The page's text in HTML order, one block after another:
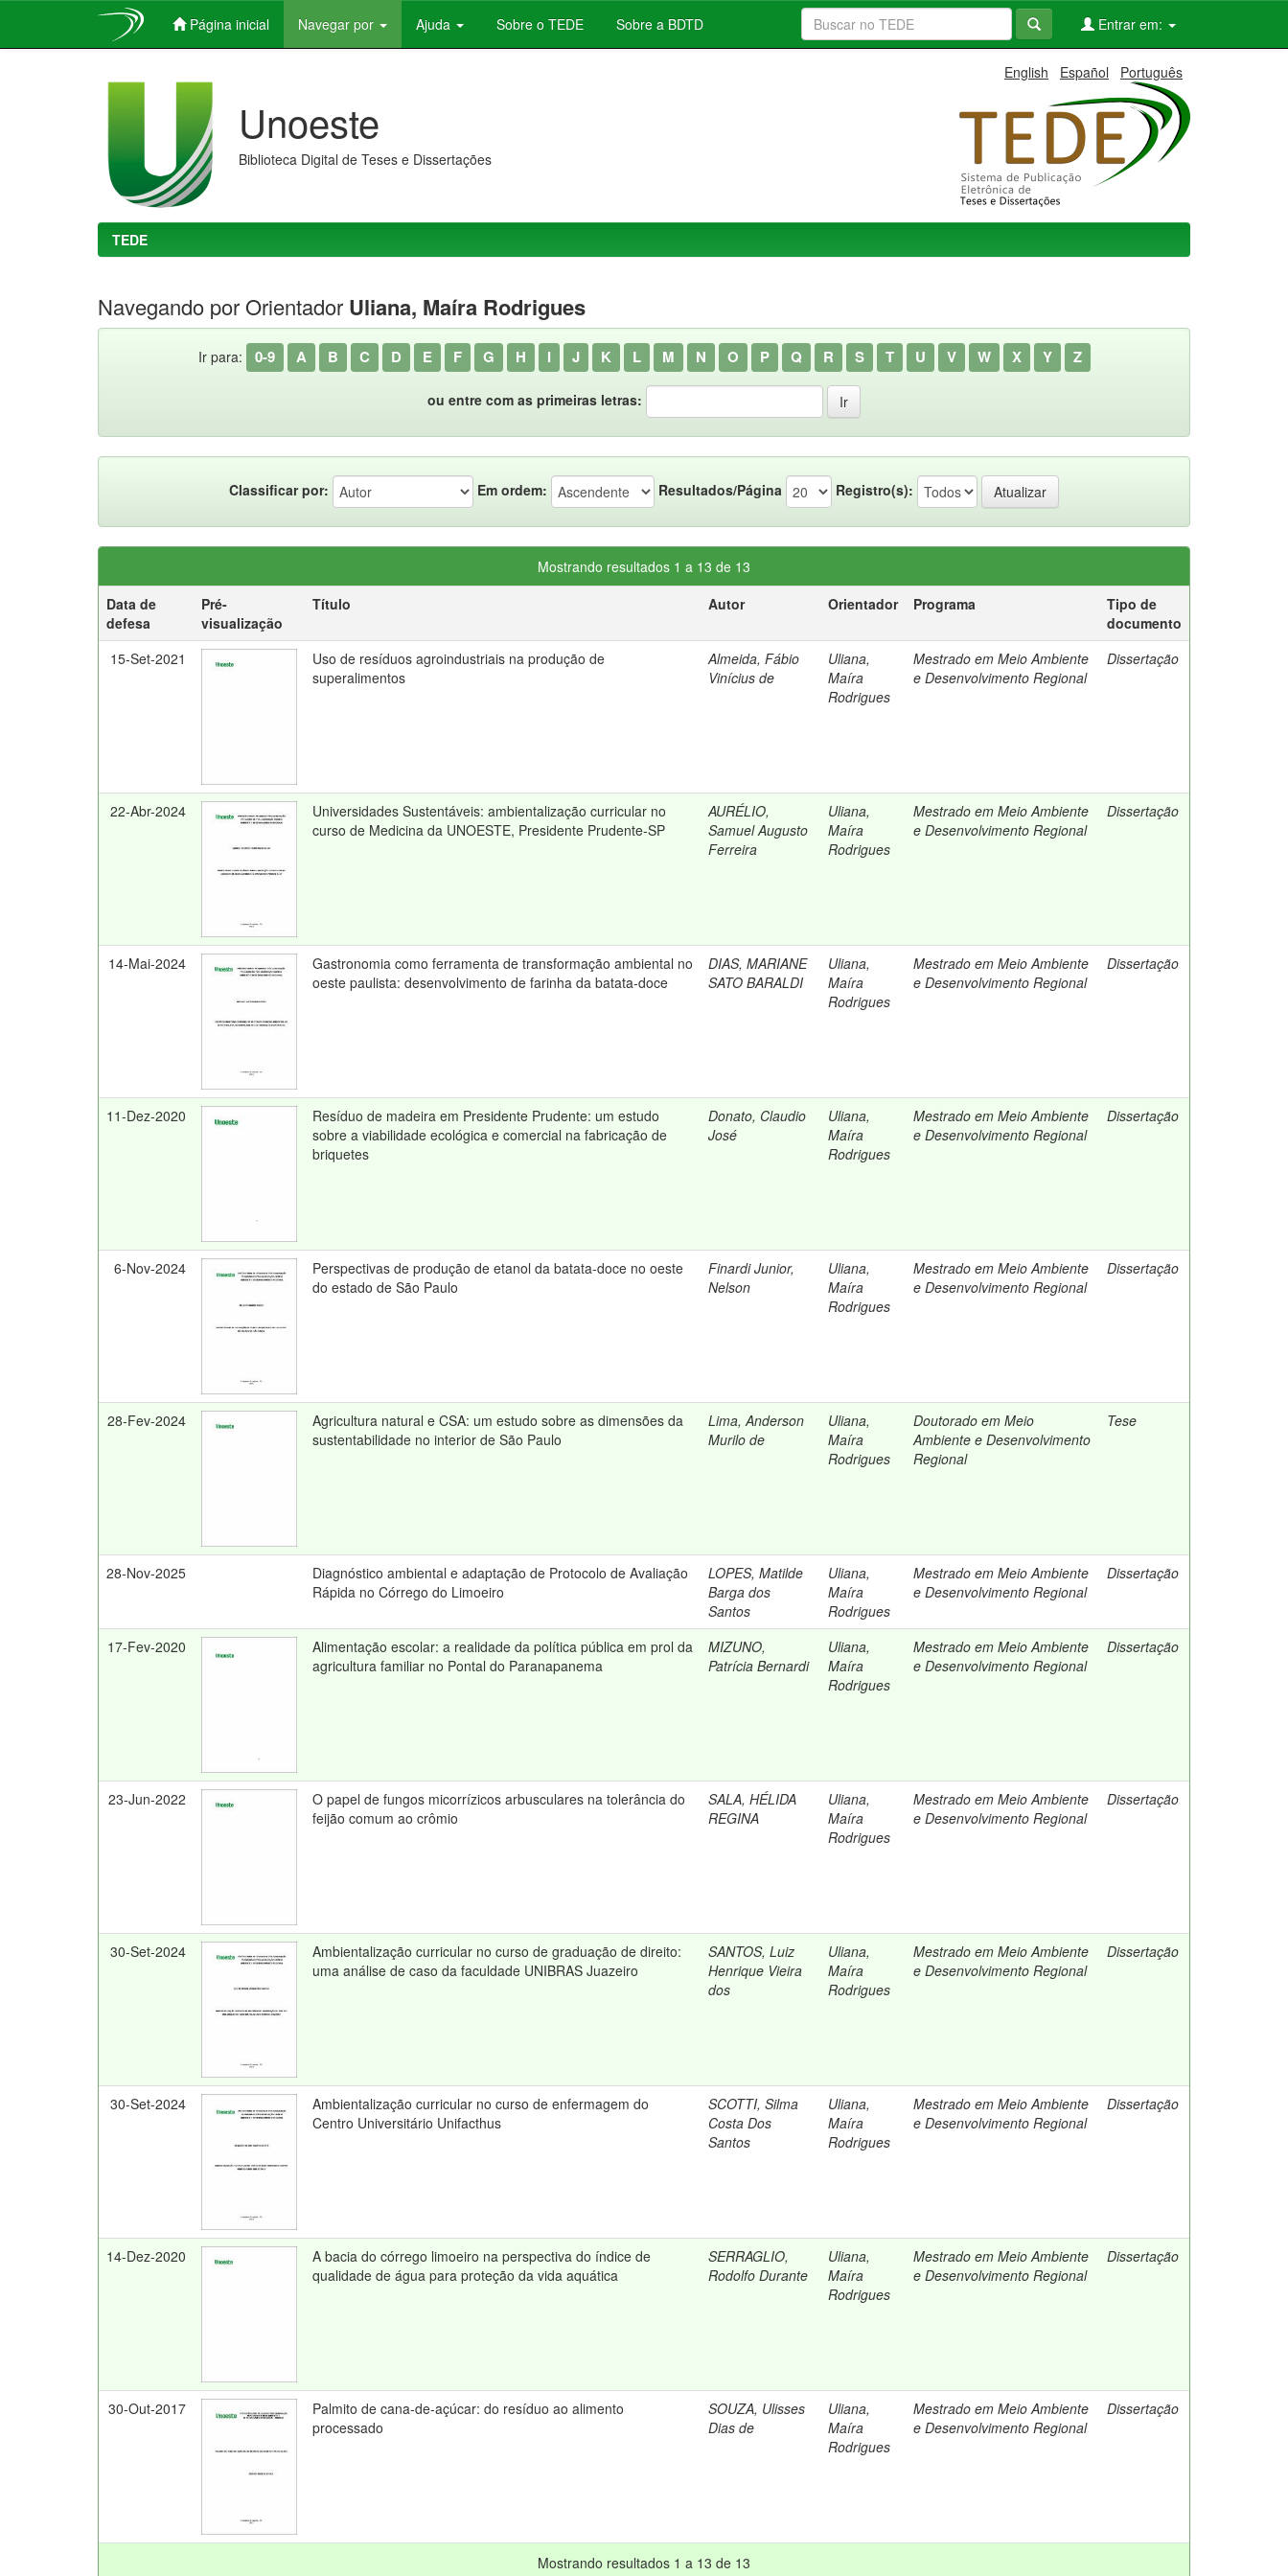
Página inicial Navegar por Ajuda Sobre o TEDE Sobre a BDTD Entrar em:
English Español Português
Unoeste
Biblioteca Digital de Teses e Dissertações
TEDE
Navegando por Orientador Uliana, Maíra Rodrigues
Ir para: 0-9 A B C D E F G H I J K L M N O P Q R S T U V W X Y Z
ou entre com as primeiras letras:
Classificar por: Em ordem: Resultados/Página Registro(s):
Mostrando resultados 1 a 13 de 13
Data de
defesa
Pré-
visualização
Título Autor Orientador Programa
Tipo de
documento
15-Set-2021
Uso de resíduos agroindustriais na produção de
superalimentos
Almeida, Fábio
Vinícius de
Uliana,
Maíra
Rodrigues
Mestrado em Meio Ambiente
e Desenvolvimento Regional
Dissertação
22-Abr-2024
Universidades Sustentáveis: ambientalização curricular no
curso de Medicina da UNOESTE, Presidente Prudente-SP
AURÉLIO,
Samuel Augusto
Ferreira
Uliana,
Maíra
Rodrigues
Mestrado em Meio Ambiente
e Desenvolvimento Regional
Dissertação
14-Mai-2024
Gastronomia como ferramenta de transformação ambiental no
oeste paulista: desenvolvimento de farinha da batata-doce
DIAS, MARIANE
SATO BARALDI
Uliana,
Maíra
Rodrigues
Mestrado em Meio Ambiente
e Desenvolvimento Regional
Dissertação
11-Dez-2020
Resíduo de madeira em Presidente Prudente: um estudo
sobre a viabilidade ecológica e comercial na fabricação de
briquetes
Donato, Claudio
José
Uliana,
Maíra
Rodrigues
Mestrado em Meio Ambiente
e Desenvolvimento Regional
Dissertação
6-Nov-2024
Perspectivas de produção de etanol da batata-doce no oeste
do estado de São Paulo
Finardi Junior,
Nelson
Uliana,
Maíra
Rodrigues
Mestrado em Meio Ambiente
e Desenvolvimento Regional
Dissertação
28-Fev-2024
Agricultura natural e CSA: um estudo sobre as dimensões da
sustentabilidade no interior de São Paulo
Lima, Anderson
Murilo de
Uliana,
Maíra
Rodrigues
Doutorado em Meio
Ambiente e Desenvolvimento
Regional
Tese
28-Nov-2025
Diagnóstico ambiental e adaptação de Protocolo de Avaliação
Rápida no Córrego do Limoeiro
LOPES, Matilde
Barga dos
Santos
Uliana,
Maíra
Rodrigues
Mestrado em Meio Ambiente
e Desenvolvimento Regional
Dissertação
17-Fev-2020
Alimentação escolar: a realidade da política pública em prol da
agricultura familiar no Pontal do Paranapanema
MIZUNO,
Patrícia Bernardi
Uliana,
Maíra
Rodrigues
Mestrado em Meio Ambiente
e Desenvolvimento Regional
Dissertação
23-Jun-2022
O papel de fungos micorrízicos arbusculares na tolerância do
feijão comum ao crômio
SALA, HÉLIDA
REGINA
Uliana,
Maíra
Rodrigues
Mestrado em Meio Ambiente
e Desenvolvimento Regional
Dissertação
30-Set-2024
Ambientalização curricular no curso de graduação de direito:
uma análise de caso da faculdade UNIBRAS Juazeiro
SANTOS, Luiz
Henrique Vieira
dos
Uliana,
Maíra
Rodrigues
Mestrado em Meio Ambiente
e Desenvolvimento Regional
Dissertação
30-Set-2024
Ambientalização curricular no curso de enfermagem do
Centro Universitário Unifacthus
SCOTTI, Silma
Costa Dos
Santos
Uliana,
Maíra
Rodrigues
Mestrado em Meio Ambiente
e Desenvolvimento Regional
Dissertação
14-Dez-2020
A bacia do córrego limoeiro na perspectiva do índice de
qualidade de água para proteção da vida aquática
SERRAGLIO,
Rodolfo Durante
Uliana,
Maíra
Rodrigues
Mestrado em Meio Ambiente
e Desenvolvimento Regional
Dissertação
30-Out-2017
Palmito de cana-de-açúcar: do resíduo ao alimento
processado
SOUZA, Ulisses
Dias de
Uliana,
Maíra
Rodrigues
Mestrado em Meio Ambiente
e Desenvolvimento Regional
Dissertação
Mostrando resultados 1 a 13 de 13